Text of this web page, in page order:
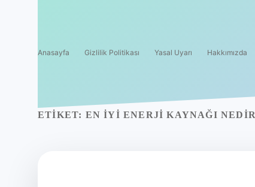
Anasayfa Gizlilik Politikası Yasal Uyarı Hakkımızda
ETIKET: EN IYI ENERJI KAYNAĞI NEDIR